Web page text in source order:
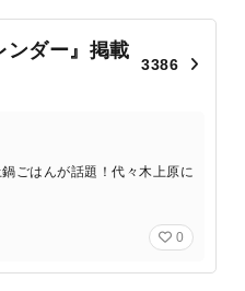
ンダー』掲載
3386
ごはんが話題！代々木上原に
0